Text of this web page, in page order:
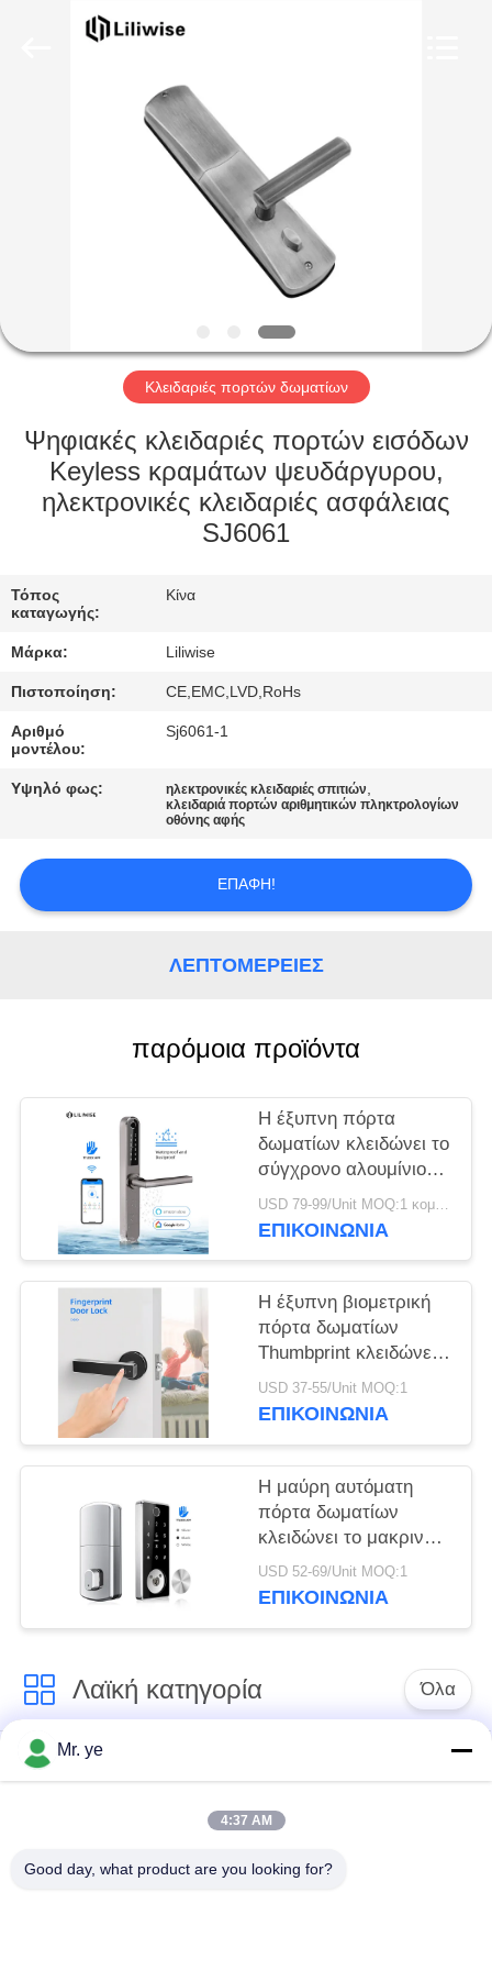
ΓΎΡΟΣ
ΕΡΓΟΣΤΑΣΊΩΝ
ΠΟΙΟΤΙΚΌΣ
ΈΛΕΓΧΟΣ
ΕΛΆΤΕ
ΣΕ
ΕΠΑΦΉ
ΕΙΔΉΣΕΙΣ
NEWS
SITEMAP
Κλειδαριές πορτών δωματίων
Ψηφιακές κλειδαριές πορτών εισόδων
Keyless κραμάτων ψευδάργυρου,
ηλεκτρονικές κλειδαριές ασφάλειας
SJ6061
Τόπος
καταγωγής:
Κίνα
Μάρκα: Liliwise
Πιστοποίηση: CE,EMC,LVD,RoHs
Αριθμό
μοντέλου:
Sj6061-1
Υψηλό φως: ηλεκτρονικές κλειδαριές σπιτιών,
κλειδαριά πορτών αριθμητικών πληκτρολογίων
οθόνης αφής
ΕΠΑΦΉ!
ΛΕΠΤΟΜΈΡΕΙΕΣ
παρόμοια προϊόντα
Η έξυπνη πόρτα
δωματίων κλειδώνει το
σύγχρονο αλουμίνιο
ανοξείδωτου για τη
λεωφόρο οικογένειας/
USD 79-99/Unit MOQ:1 κομμάτι
ΕΠΙΚΟΙΝΩΝΊΑ
Η έξυπνη βιομετρική
πόρτα δωματίων
Thumbprint κλειδώνει/
ηλεκτρονική
μπροστινή μαύρη
USD 37-55/Unit MOQ:1
ΕΠΙΚΟΙΝΩΝΊΑ
Η μαύρη αυτόματη
πόρτα δωματίων
κλειδώνει το μακρινό
βιομετρικό κράμα
ψευδάργυρου WiFi
USD 52-69/Unit MOQ:1
ΕΠΙΚΟΙΝΩΝΊΑ
Λαϊκή κατηγορία Όλα
Ηλεκτρονικές
αποτυπωμάτων
κλείδωμα θυρών
Κλειδαριά πορτών
Mr. ye
4:37 AM
Good day, what product are you looking for?